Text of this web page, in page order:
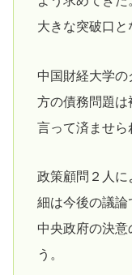
大きな突破口と
中国財経大学
方の債務問題は
言って済ませら
政策顧問２人
細は今後の議論
中央政府の決
う。